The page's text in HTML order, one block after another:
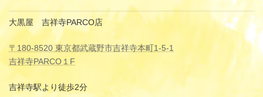
大黒屋 吉祥寺PARCO店
〒180-8520 東京都武蔵野市吉祥寺本町1-5-1
吉祥寺PARCO１F
吉祥寺駅より徒歩2分